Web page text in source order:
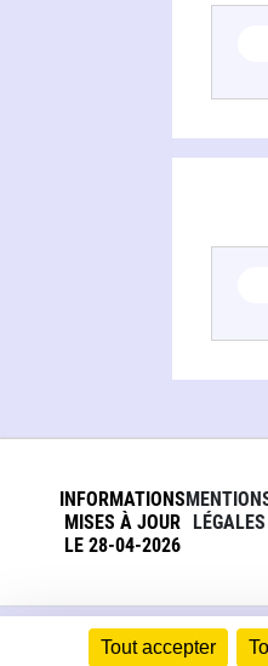
Tout accepter
INFORMATIONS
MISES À JOUR
LE 28-04-2026
LÉGALES